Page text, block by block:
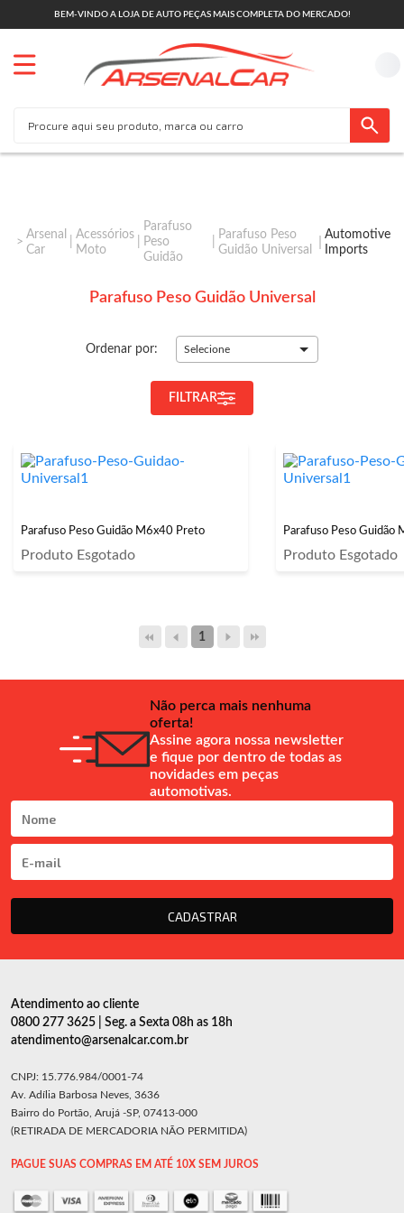
BEM-VINDO A LOJA DE AUTO PEÇAS MAIS COMPLETA DO MERCADO!
Arsenal
Car
Acessórios
Moto
Parafuso
Peso
Guidão
Parafuso Peso
Guidão Universal
Automotive
Imports
Parafuso Peso Guidão Universal
Ordenar por: Selecione
FILTRAR
Parafuso Peso Guidão M6x40 Preto
Produto Esgotado
Parafuso Peso Guidão
Produto Esgotado
1
Não perca mais nenhuma
oferta!
Assine agora nossa newsletter
e fique por dentro de todas as
novidades em peças
automotivas.
CADASTRAR
Atendimento ao cliente
0800 277 3625 | Seg. a Sexta 08h as 18h
atendimento@arsenalcar.com.br
CNPJ: 15.776.984/0001-74
Av. Adília Barbosa Neves, 3636
Bairro do Portão, Arujá -SP, 07413-000
(RETIRADA DE MERCADORIA NÃO PERMITIDA)
PAGUE SUAS COMPRAS EM ATÉ 10X SEM JUROS